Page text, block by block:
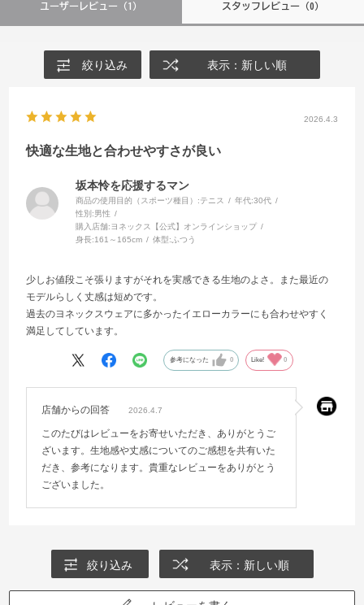
ユーザーレビュー （1） スタッフレビュー（0）
絞り込み 表示：新しい順
2026.4.3
快適な生地と合わせやすさが良い
坂本怜を応援するマン
商品の使用目的（スポーツ種目）:テニス 年代:30代
性別:男性
購入店舗: ヨネックス【公式】オンラインショップ
身長:161～165cm 体型: ふつう
少しお値段こそ張りますがそれを実感できる生地のよさ。また最近の
モデルらしく丈感は短めです。
過去のヨネックスウェアに多かったイエローカラーにも合わせやすく
満足してしています。
参考になった 0 Like! 0
店舗からの回答 2026.4.7
このたびはレビューをお寄せいただき、ありがとうご
ざいます。生地感や丈感についてのご感想を共有いた
だき、参考になります。貴重なレビューをありがとう
ございました。
絞り込み 表示：新しい順